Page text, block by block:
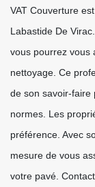
VAT Couverture
Labastide De
vous pourrez vous
nettoyage. Ce
de son savoir-faire
normes. Les
préférence. Avec
mesure de vous
votre pavé.